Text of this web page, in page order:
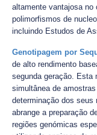
altamente vantajosa no
polimorfismos de
incluindo Estudos de
Genotipagem por
de alto rendimento
segunda geração. Esta
simultânea de
determinação dos seus
abrange a preparação
regiões genómicas